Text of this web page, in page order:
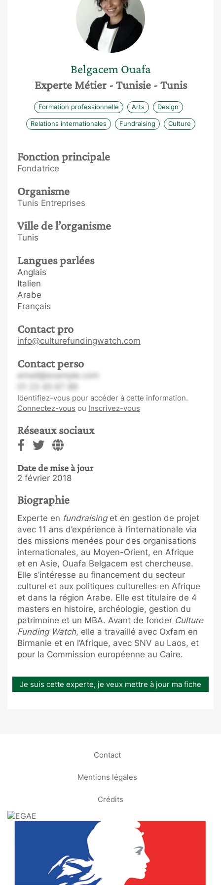
Belgacem Ouafa
Experte Métier - Tunisie - Tunis
Formation professionnelle Arts Design
Relations internationales Fundraising Culture
Fonction principale
Fondatrice
Organisme
Tunis Entreprises
Ville de l’organisme
Tunis
Langues parlées
Anglais
Italien
Arabe
Français
Contact pro
info@culturefundingwatch.com
Contact perso
email@example.com
Identifiez-vous pour accéder à cette information.
Connectez-vous ou Inscrivez-vous
Réseaux sociaux
Date de mise à jour
2 février 2018
Biographie
Experte en fundraisinget en gestion de projet
avec 11 ans d’expérience à l’internationale via
des missions menées pour des organisations
internationales, au Moyen-Orient, en Afrique
et en Asie, Ouafa Belgacem est chercheuse.
Elle s’intéresse au financement du secteur
culturel et aux politiques culturelles en Afrique
et dans la région Arabe. Elle est titulaire de 4
masters en histoire, archéologie, gestion du
patrimoine et un MBA. Avant de fonder Culture
Funding Watch, elle a travaillé avec Oxfam en
Birmanie et en l’Afrique, avec SNV au Laos, et
pour la Commission européenne au Caire.
Je suis cette experte, je veux mettre à jour ma fiche
Contact
Mentions légales
Crédits